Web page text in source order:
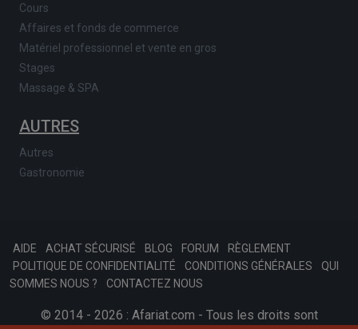
Cours
Affaires et fonds de commerce
Matériel professionnel et vente en gros
Stages
Massage & SPA
AUTRES
Autres
Gastronomie
AIDE ACHAT SÉCURISÉ BLOG FORUM
RÈGLEMENT
POLITIQUE DE CONFIDENTIALITÉ
CONDITIONS GÉNÉRALES
QUI
SOMMES NOUS ?
CONTACTEZ NOUS
© 2014 - 2026 : Afariat.com - Tous les droits sont